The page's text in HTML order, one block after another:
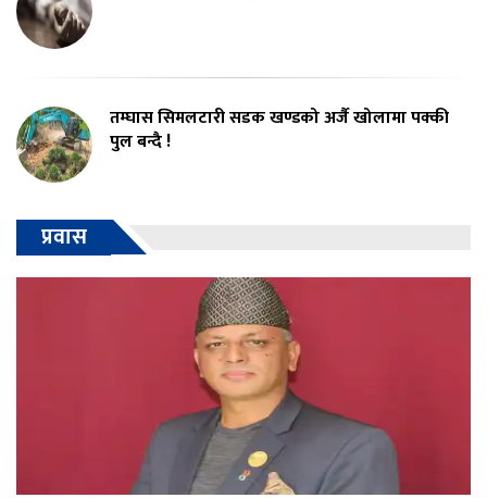
तम्घास सिमलटारी सडक खण्डको अर्जै खोलामा पक्की
पुल बन्दै !
प्रवास